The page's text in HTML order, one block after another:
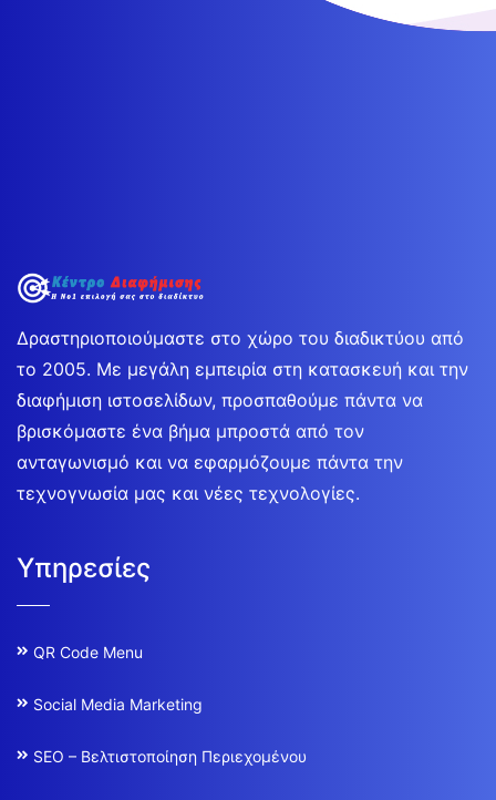
Δραστηριοποιούμαστε στο χώρο του διαδικτύου από
το 2005. Με μεγάλη εμπειρία στη κατασκευή και την
διαφήμιση ιστοσελίδων, προσπαθούμε πάντα να
βρισκόμαστε ένα βήμα μπροστά από τον
ανταγωνισμό και να εφαρμόζουμε πάντα την
τεχνογνωσία μας και νέες τεχνολογίες.
Υπηρεσίες
QR Code Menu
Social Media Marketing
SEO – Βελτιστοποίηση Περιεχομένου